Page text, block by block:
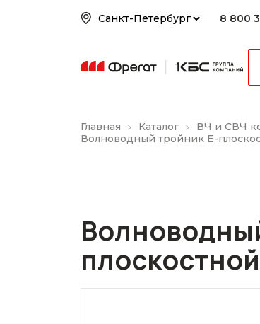
8 800
Главная Каталог ВЧ и СВЧ
Волноводный тройник E-